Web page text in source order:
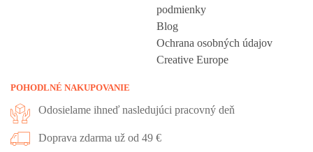
podmienky
Blog
Ochrana osobných údajov
Creative Europe
POHODLNÉ NAKUPOVANIE
Odosielame ihneď nasledujúci pracovný deň
Doprava zdarma už od 49 €